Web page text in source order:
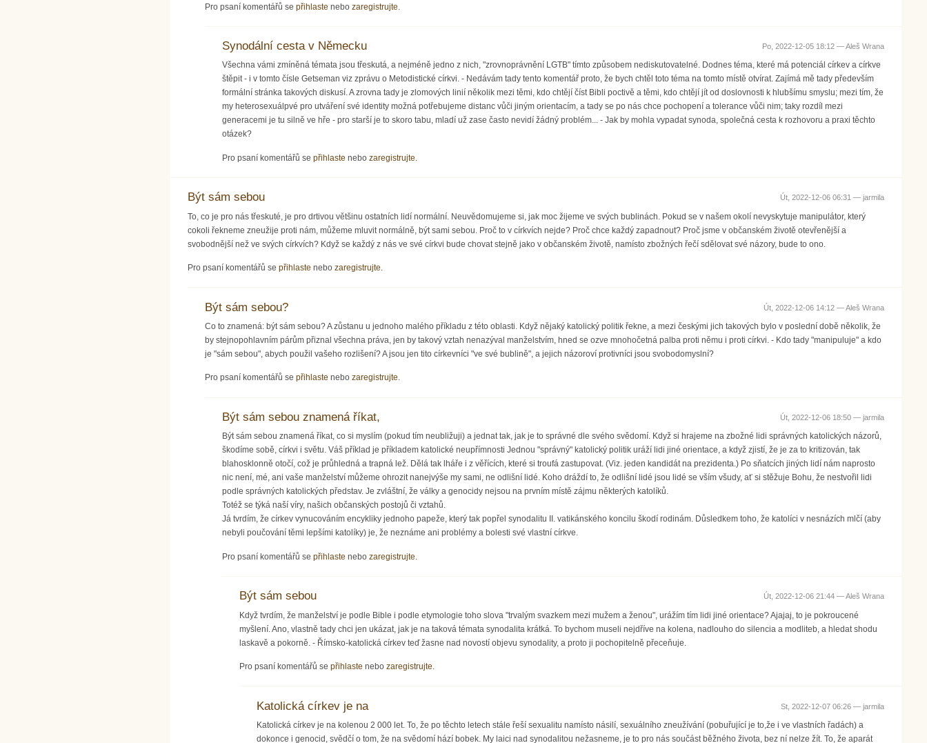
Pro psaní komentářů se přihlaste nebo zaregistrujte
Po, 2022-12-05 18:12 —Aleš Wrana
Synodální cesta v Německu
Všechna vámi zmíněná témata jsou třeskutá, a nejméně jedno z nich, "zrovnoprávnění LGTB" tímto způsobem nediskutovatelné. Dodnes téma, které má potenciál církev a církve
štěpit - i v tomto čísle Getseman viz zprávu o Metodistické církvi. - Nedávám tady tento komentář proto, že bych chtěl toto téma na tomto místě otvírat. Zajímá mě tady především
formální stránka takových diskusí. A zrovna tady je zlomových linií několik mezi těmi, kdo chtějí číst Bibli poctivě a těmi, kdo chtějí jít od doslovnosti k hlubšímu smyslu; mezi tím, že
my heterosexuálpvé pro utváření své identity možná potřebujeme distanc vůči jiným orientacím, a tady se po nás chce pochopení a tolerance vůči nim; taky rozdíl mezi
generacemi je tu silně ve hře - pro starší je to skoro tabu, mladí už zase často nevidí žádný problém... - Jak by mohla vypadat synoda, společná cesta k rozhovoru a praxi těchto
otázek?
Pro psaní komentářů se přihlaste nebo zaregistrujte.
Út, 2022-12-06 06:31 — jarmila
Být sám sebou
To, co je pro nás třeskuté, je pro drtivou většinu ostatních lidí normální. Neuvědomujeme si, jak moc žijeme ve svých bublinách. Pokud se v našem okolí nevyskytuje manipulátor, který
cokoli řekneme zneužije proti nám, můžeme mluvit normálně, být sami sebou. Proč to v církvích nejde? Proč chce každý zapadnout? Proč jsme v občanském životě otevřenější a
svobodnější než ve svých církvích? Když se každý z nás ve své církvi bude chovat stejně jako v občanském životě, namísto zbožných řečí sdělovat své názory, bude to ono.
Pro psaní komentářů se přihlaste nebo zaregistrujte.
Út, 2022-12-06 14:12 —Aleš Wrana
Být sám sebou?
Co to znamená: být sám sebou? A zůstanu u jednoho malého příkladu z této oblasti. Když nějaký katolický politik řekne, a mezi českými jich takových bylo v poslední době několik, že
by stejnopohlavním párům přiznal všechna práva, jen by takový vztah nenazýval manželstvím, hned se ozve mnohočetná palba proti němu i proti církvi. - Kdo tady "manipuluje" a kdo
je "sám sebou", abych použil vašeho rozlišení? A jsou jen tito církevníci "ve své bublině", a jejich názoroví protivníci jsou svobodomyslní?
Pro psaní komentářů se přihlaste nebo zaregistrujte.
Út, 2022-12-06 18:50 — jarmila
Být sám sebou znamená říkat,
Být sám sebou znamená říkat, co si myslím (pokud tím neubližuji) a jednat tak, jak je to správné dle svého svědomí. Když si hrajeme na zbožné lidi správných katolických názorů,
škodíme sobě, církvi i světu. Váš příklad je příkladem katolické neupřímnosti Jednou "správný" katolický politik uráží lidi jiné orientace, a když zjistí, že je za to kritizován, tak
blahosklonně otočí, což je průhledná a trapná lež. Dělá tak lháře i z věřících, které si troufá zastupovat. (Viz. jeden kandidát na prezidenta.) Po sňatcích jiných lidí nám naprosto
nic není, mé, ani vaše manželství můžeme ohrozit nanejvýše my sami, ne odlišní lidé. Koho dráždí to, že odlišní lidé jsou lidé se vším všudy, ať si stěžuje Bohu, že nestvořil lidi
podle správných katolických představ. Je zvláštní, že války a genocidy nejsou na prvním místě zájmu některých katolíků.
Totéž se týká naší víry, našich občanských postojů či vztahů.
Já tvrdím, že církev vynucováním encykliky jednoho papeže, který tak popřel synodalitu II. vatikánského koncilu škodí rodinám. Důsledkem toho, že katolíci v nesnázích mlčí (aby
nebyli poučování těmi lepšími katolíky) je, že neznáme ani problémy a bolesti své vlastní církve.
Pro psaní komentářů se přihlaste nebo zaregistrujte.
Út, 2022-12-06 21:44 —Aleš Wrana
Být sám sebou
Když tvrdím, že manželství je podle Bible i podle etymologie toho slova "trvalým svazkem mezi mužem a ženou", urážím tím lidi jiné orientace? Ajajaj, to je pokroucené
myšlení. Ano, vlastně tady chci jen ukázat, jak je na taková témata synodalita krátká. To bychom museli nejdříve na kolena, nadlouho do silencia a modliteb, a hledat shodu
laskavě a pokorně. - Římsko-katolická církev teď žasne nad novostí objevu synodality, a proto ji pochopitelně přeceňuje.
Pro psaní komentářů se přihlaste nebo zaregistrujte.
St, 2022-12-07 06:26 — jarmila
Katolická církev je na
Katolická církev je na kolenou 2 000 let. To, že po těchto letech stále řeší sexualitu namísto násilí, sexuálního zneužívání (pobuřující je to,že i ve vlastních řadách) a
dokonce i genocid, svědčí o tom, že na svědomí hází bobek. My laici nad synodalitou nežasneme, je to pro nás součást běžného života, bez ní nelze žít. To, že aparát